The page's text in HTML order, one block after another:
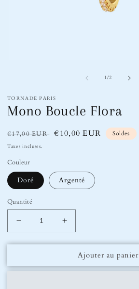
une
fenêtre
modale
1/de
2
TORNADE PARIS
Mono Boucle Flora
Prix
habituel
€17,00 EUR Prix
€10,00 EUR Soldes
Taxes incluses.
Couleur
Doré Argenté
Quantité
Réduire
la
quantité
Mono
Augmenter
la
quantité
Mono
Ajouter au panier